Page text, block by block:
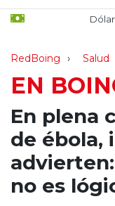
Dólar Oficial:
RedBoing Salud
EN
En plena
de ébola,
advierten:
no es